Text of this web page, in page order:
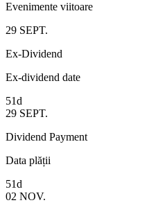
Evenimente viitoare
29 SEPT.
Ex-Dividend
Ex-dividend date
51d
29 SEPT.
Dividend Payment
Data plății
51d
02 NOV.